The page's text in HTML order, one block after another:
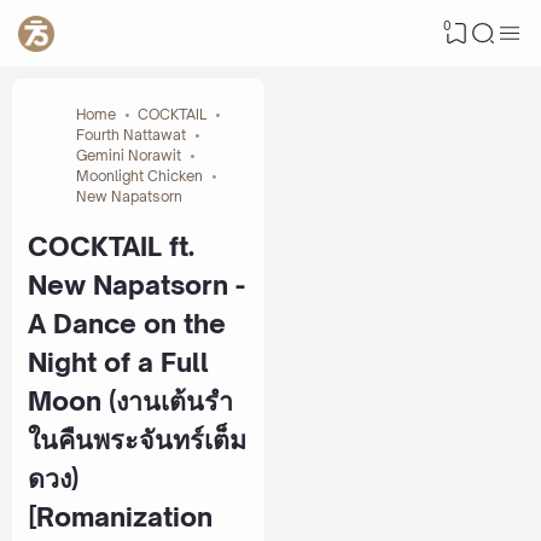
0
Home
COCKTAIL
Fourth Nattawat
Gemini Norawit
Moonlight Chicken
New Napatsorn
COCKTAIL ft.
New Napatsorn -
A Dance on the
Night of a Full
Moon (งานเต้นรำ
ในคืนพระจันทร์เต็ม
ดวง)
[Romanization